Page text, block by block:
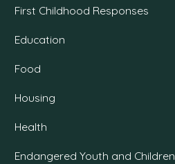
First Childhood Responses
Education
Food
Housing
Health
Endangered Youth and Children